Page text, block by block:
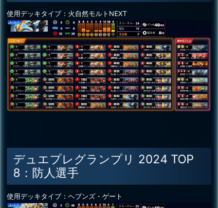
使用デッキタイプ：火自然モルトNEXT
デュエプレグランプリ 2024 TOP
8：防人選手
使用デッキタイプ：ヘブンズ・ゲート